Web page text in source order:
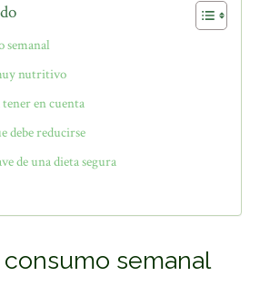
semanal
nutritivo
tener en cuenta
debe reducirse
de una dieta segura
consumo semanal